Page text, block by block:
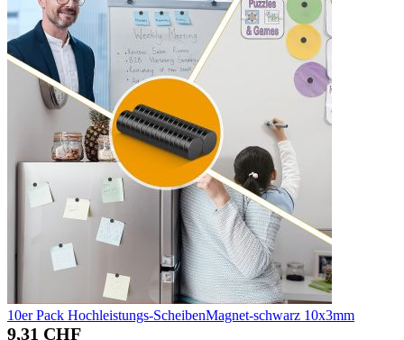
10er Pack Hochleistungs-ScheibenMagnet-schwarz 10x3mm
9,31 CHF